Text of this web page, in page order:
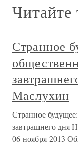
Читайте
Странное
Маслухин
Странное
завтрашнего дня
06 ноября 2013